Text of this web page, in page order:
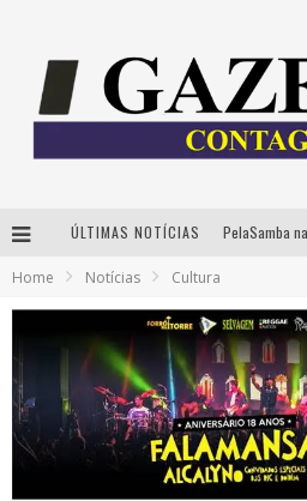
ÚLTIMAS NOTÍCIAS
Home Notícias Cultura